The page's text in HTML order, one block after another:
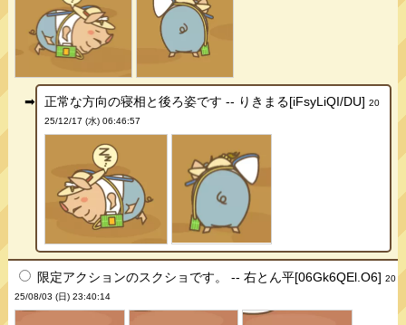
正常な方向の寝相と後ろ姿です -- りきまる[iFsyLiQI/DU] 20
25/12/17 (水) 06:46:57
限定アクションのスクショです。 -- 右とん平[06Gk6QEl.O6]20
25/08/03 (日) 23:40:14